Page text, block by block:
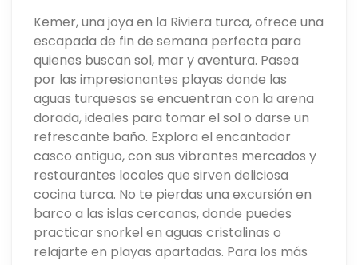
Kemer, una joya en la Riviera turca, ofrece una
escapada de fin de semana perfecta para
quienes buscan sol, mar y aventura. Pasea
por las impresionantes playas donde las
aguas turquesas se encuentran con la arena
dorada, ideales para tomar el sol o darse un
refrescante baño. Explora el encantador
casco antiguo, con sus vibrantes mercados y
restaurantes locales que sirven deliciosa
cocina turca. No te pierdas una excursión en
barco a las islas cercanas, donde puedes
practicar snorkel en aguas cristalinas o
relajarte en playas apartadas. Para los más